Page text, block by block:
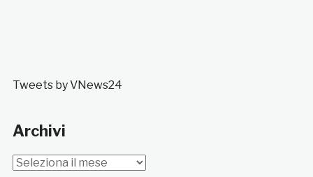
Tweets by VNews24
Archivi
Archivi